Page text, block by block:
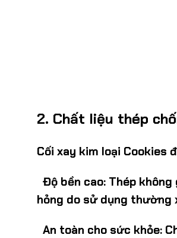
2. Chất liệu thép
Cối xay kim loại Cookies
Độ bền cao: Thép
hỏng do sử dụng thường
An toàn cho sức khỏe: